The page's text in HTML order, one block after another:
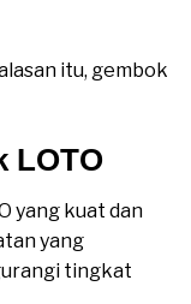
itu, gembok
LOTO
yang kuat dan
yang
tingkat